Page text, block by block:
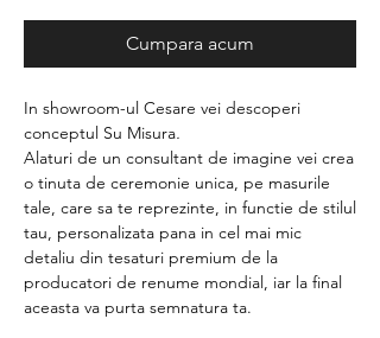
Cumpara acum
In showroom-ul Cesare vei descoperi
conceptul Su Misura.
Alaturi de un consultant de imagine vei crea
o tinuta de ceremonie unica, pe masurile
tale, care sa te reprezinte, in functie de stilul
tau, personalizata pana in cel mai mic
detaliu din tesaturi premium de la
producatori de renume mondial, iar la final
aceasta va purta semnatura ta.